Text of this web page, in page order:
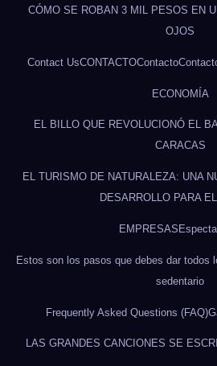
CÓMO SE ROBAN 3 MIL PESOS EN
OJOS
Contact UsCONTACTOContacto
ECONOMÍA
EL BILLO QUE REVOLUCIONÓ EL
CARACAS
EL TURISMO DE NATURALEZA: UNA
DESARROLLO PARA
EMPRESAS
Estos son los pasos que debes dar todos
sedentario
Frequently Asked Questions (FAQ)
LAS GRANDES CANCIONES SE